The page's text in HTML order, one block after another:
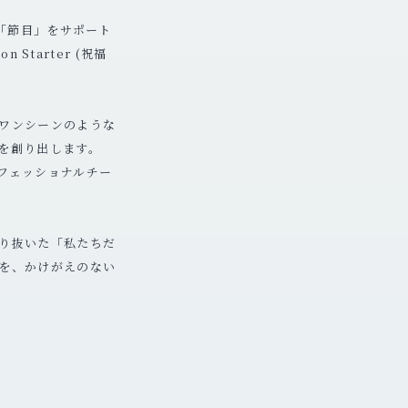
目」をサポート
Starter (祝福
ンシーンのような
り出します。
ェッショナルチー
抜いた「私たちだ
、かけがえのない